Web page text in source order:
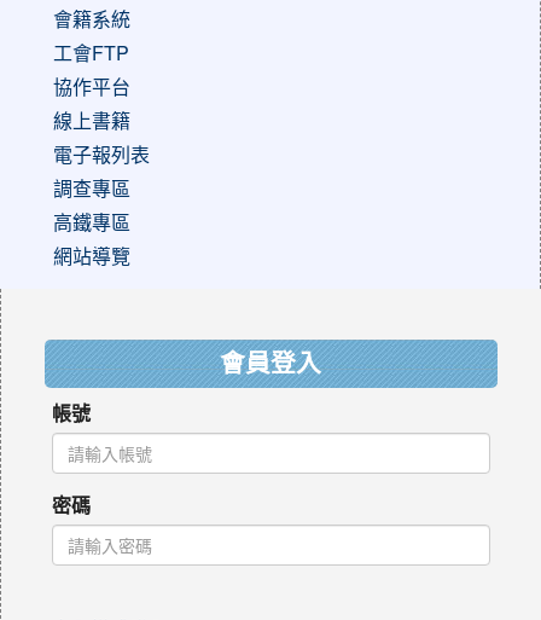
會籍系統
工會FTP
協作平台
線上書籍
電子報列表
調查專區
高鐵專區
網站導覽
會員登入
帳號
密碼